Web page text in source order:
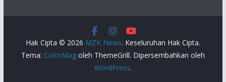
Hak Cipta © 2026 MZK News. Keseluruhan Hak Cipta.
Tema: ColorMagoleh ThemeGrill. Dipersembahkan oleh
WordPress.